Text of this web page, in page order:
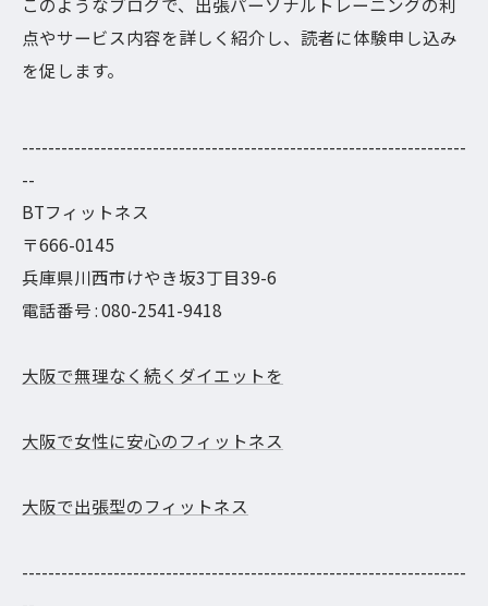
点やサービス内容を詳しく紹介し、読者に体験申し込み
を促します。
--------------------------------------------------------------------
--
BTフィットネス
〒666-0145
兵庫県川西市けやき坂3丁目39-6
電話番号 : 080-2541-9418
大阪で無理なく続くダイエットを
大阪で女性に安心のフィットネス
大阪で出張型のフィットネス
--------------------------------------------------------------------